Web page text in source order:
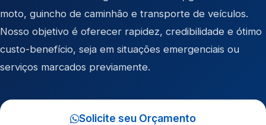
moto, guincho de caminhão e transporte de veículos.
Nosso objetivo é oferecer rapidez, credibilidade e ótimo
custo-benefício, seja em situações emergenciais ou
serviços marcados previamente.
Solicite seu Orçamento